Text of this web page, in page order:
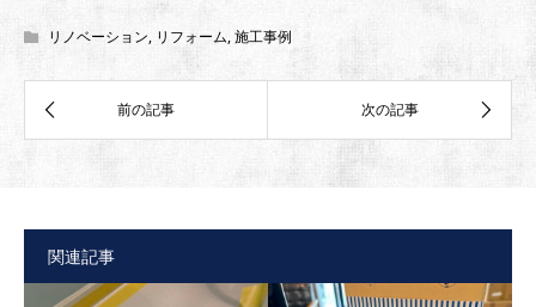
リノベーション, リフォーム,施工事例
関連記事